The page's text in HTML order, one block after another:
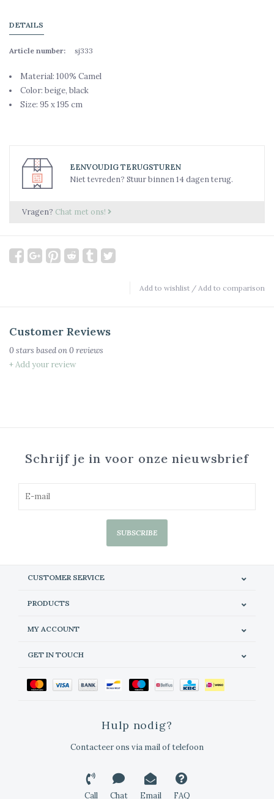
DETAILS
Article number: sj333
Material: 100% Camel
Color: beige, black
Size: 95 x 195 cm
EENVOUDIG TERUGSTUREN
Niet tevreden? Stuur binnen 14 dagen terug.
Vragen? Chat met ons!
Add to wishlist / Add to comparison
Customer Reviews
0 stars based on0 reviews
+ Add your review
Schrijf je in voor onze nieuwsbrief
SUBSCRIBE
CUSTOMER SERVICE
PRODUCTS
MY ACCOUNT
GET IN TOUCH
Hulp nodig?
Contacteer ons via mail of telefoon
Call Chat Email FAQ